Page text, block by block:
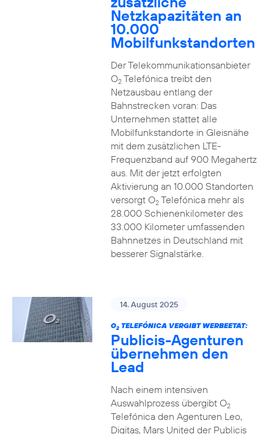
Netzkapazitäten an
10.000
Mobilfunkstandorten
Der Telekommunikationsanbieter
O2Telefónica treibt den
Netzausbau entlang der
Bahnstrecken voran: Das
Unternehmen stattet alle
Mobilfunkstandorte in Gleisnähe
mit dem zusätzlichen LTE-
Frequenzband auf 900 Megahertz
aus. Mit der jetzt erfolgten
Aktivierung an 10.000 Standorten
versorgt O2Telefónica mehr als
28.000 Schienenkilometer des
33.000 Kilometer umfassenden
Bahnnetzes in Deutschland mit
besserer Signalstärke.
14. August 2025
O2TELEFÓNICA VERGIBT WERBEETAT:
Publicis-Agenturen
übernehmen den
Lead
Nach einem intensiven
Auswahlprozess übergibt O2
Telefónica den Agenturen Leo,
Digitas, Mars United der Publicis